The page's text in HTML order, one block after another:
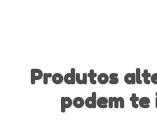
Produtos
podem